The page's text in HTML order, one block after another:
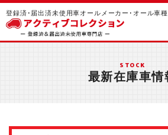
登録済･届出済未使用車オールメーカー･オール車
STOCK
最新在庫車情